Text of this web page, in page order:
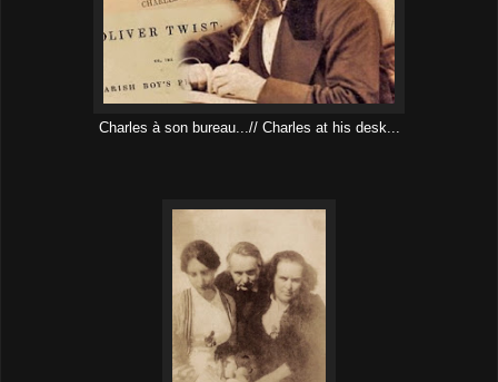
Charles à son bureau...// Charles at his desk...